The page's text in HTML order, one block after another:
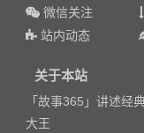
微信关注
站内动态
关于本站
「故事365」讲述经
大王